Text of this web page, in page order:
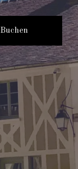
Buchen